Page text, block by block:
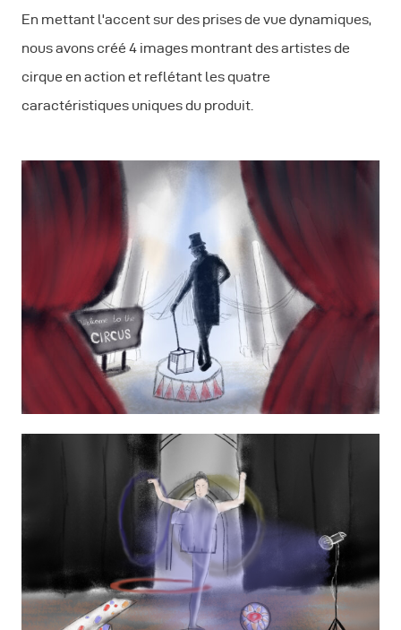
En mettant l'accent sur des prises de vue dynamiques,
nous avons créé 4 images montrant des artistes de
cirque en action et reflétant les quatre
caractéristiques uniques du produit.